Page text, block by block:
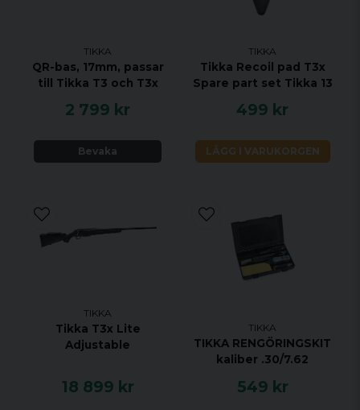
TIKKA
QR-bas, 17mm, passar
till Tikka T3 och T3x
2 799 kr
Bevaka
TIKKA
Tikka Recoil pad T3x
Spare part set Tikka 13
499 kr
LÄGG I VARUKORGEN
TIKKA
Tikka T3x Lite
Adjustable
18 899 kr
TIKKA
TIKKA RENGÖRINGSKIT
kaliber .30/7.62
549 kr
UTLÖSARE ENSTEGS TRIGGER
MATERIAL CERAKOTE DESERT VERDE
STOCK MATERIAL SYNTET
STOCK FINISH VEIL ALPINE CAMO
GÄNGAD 5/8-24
JUSTERBAR KOLVKAM NEJ
UTBYTBART GREPP JA
RAFFLAD BULT JA